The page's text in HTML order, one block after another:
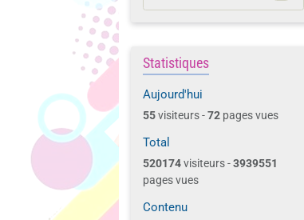
Statistiques
Aujourd'hui
55visiteurs -72 pages vues
Total
520174visiteurs -3939551
pages vues
Contenu